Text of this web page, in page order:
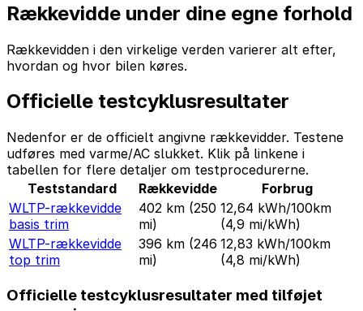
Rækkevidde under dine egne forhold
Rækkevidden i den virkelige verden varierer alt efter,
hvordan og hvor bilen køres.
Officielle testcyklusresultater
Nedenfor er de officielt angivne rækkevidder. Testene
udføres med varme/AC slukket. Klik på linkene i
tabellen for flere detaljer om testprocedurerne.
Teststandard
Rækkevidde
Forbrug
WLTP-rækkevidde
basis trim
402 km (250
mi)
12,64 kWh/100km
(4,9 mi/kWh)
WLTP-rækkevidde
top trim
396 km (246
mi)
12,83 kWh/100km
(4,8 mi/kWh)
Officielle testcyklusresultater med tilføjet